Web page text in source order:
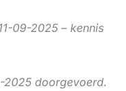
09-2025 – kennis
2025 doorgevoerd.